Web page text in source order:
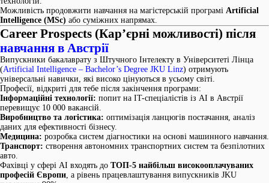
Можливість продовжити навчання на магістерській програмі Artificial
Intelligence (MSc) або суміжних напрямах.
Career Prospects (Кар’єрні можливості) після
навчання в Австрії
Випускники бакалаврату з Штучного Інтелекту в Університеті Лінца
(Artificial Intelligence – Bachelor’s Degree JKU Linz) отримують
універсальні навички, які високо цінуються в усьому світі.
Професії, відкриті для тебе після закінчення програми:
Інформаційні технології: попит на IT-спеціалістів із AI в Австрії
перевищує 10 000 вакансій.
Виробництво та логістика: оптимізація ланцюгів постачання, аналіз
даних для ефективності бізнесу.
Медицина: розробка систем діагностики на основі машинного навчання.
Транспорт: створення автономних транспортних систем та безпілотних
авто.
Фахівці у сфері AI входять до ТОП-5 найбільш високооплачуваних
професій Європи, а рівень працевлаштування випускників JKU